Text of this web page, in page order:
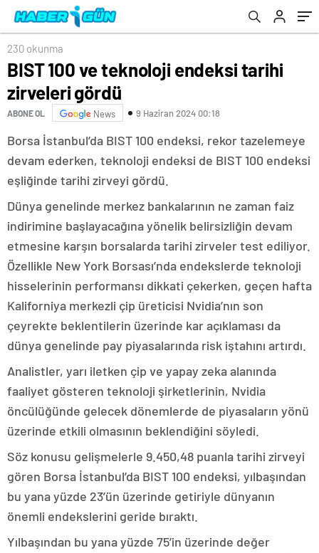
230 okunma
BIST 100 ve teknoloji endeksi tarihi
zirveleri gördü
ABONE OL News 9 Haziran 2024 00:18
Borsa İstanbul’da BIST 100 endeksi, rekor tazelemeye
devam ederken, teknoloji endeksi de BIST 100 endeksi
eşliğinde tarihi zirveyi gördü.
Dünya genelinde merkez bankalarının ne zaman faiz
indirimine başlayacağına yönelik belirsizliğin devam
etmesine karşın borsalarda tarihi zirveler test ediliyor.
Özellikle New York Borsası’nda endekslerde teknoloji
hisselerinin performansı dikkati çekerken, geçen hafta
Kaliforniya merkezli çip üreticisi Nvidia’nın son
çeyrekte beklentilerin üzerinde kar açıklaması da
dünya genelinde pay piyasalarında risk iştahını artırdı.
Analistler, yarı iletken çip ve yapay zeka alanında
faaliyet gösteren teknoloji şirketlerinin, Nvidia
öncülüğünde gelecek dönemlerde de piyasaların yönü
üzerinde etkili olmasının beklendiğini söyledi.
Söz konusu gelişmelerle 9.450,48 puanla tarihi zirveyi
gören Borsa İstanbul’da BIST 100 endeksi, yılbaşından
bu yana yüzde 23’ün üzerinde getiriyle dünyanın
önemli endekslerini geride bıraktı.
Yılbaşından bu yana yüzde 75’in üzerinde değer